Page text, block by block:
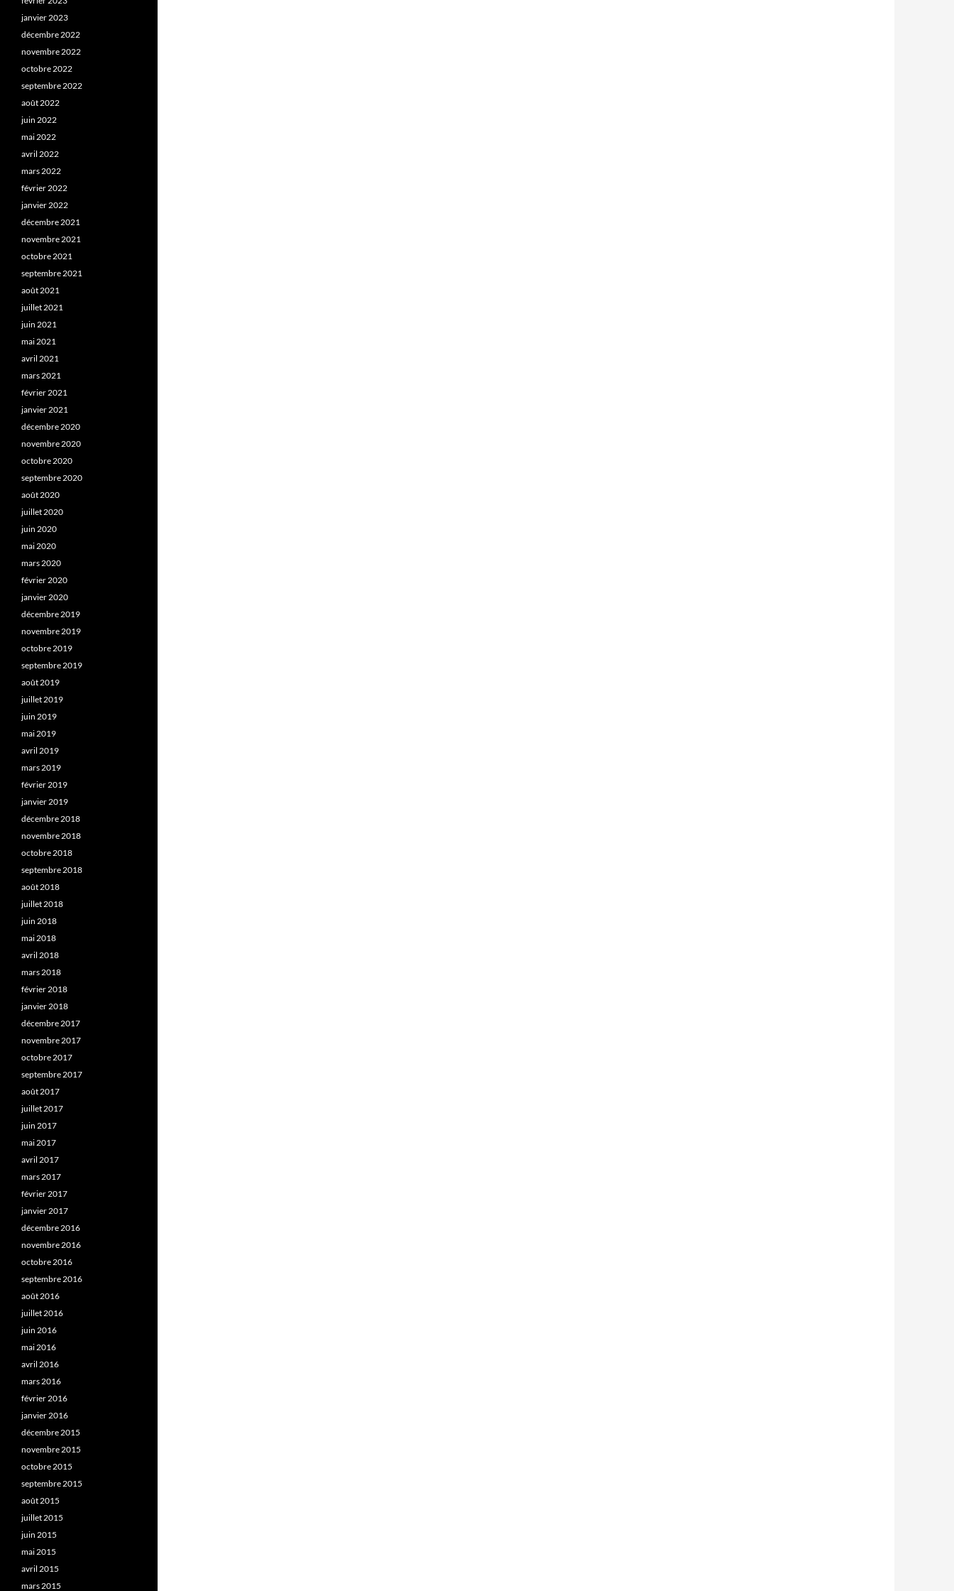
janvier 2023
décembre 2022
novembre 2022
octobre 2022
septembre 2022
août 2022
juin 2022
mai 2022
avril 2022
mars 2022
février 2022
janvier 2022
décembre 2021
novembre 2021
octobre 2021
septembre 2021
août 2021
juillet 2021
juin 2021
mai 2021
avril 2021
mars 2021
février 2021
janvier 2021
décembre 2020
novembre 2020
octobre 2020
septembre 2020
août 2020
juillet 2020
juin 2020
mai 2020
mars 2020
février 2020
janvier 2020
décembre 2019
novembre 2019
octobre 2019
septembre 2019
août 2019
juillet 2019
juin 2019
mai 2019
avril 2019
mars 2019
février 2019
janvier 2019
décembre 2018
novembre 2018
octobre 2018
septembre 2018
août 2018
juillet 2018
juin 2018
mai 2018
avril 2018
mars 2018
février 2018
janvier 2018
décembre 2017
novembre 2017
octobre 2017
septembre 2017
août 2017
juillet 2017
juin 2017
mai 2017
avril 2017
mars 2017
février 2017
janvier 2017
décembre 2016
novembre 2016
octobre 2016
septembre 2016
août 2016
juillet 2016
juin 2016
mai 2016
avril 2016
mars 2016
février 2016
janvier 2016
décembre 2015
novembre 2015
octobre 2015
septembre 2015
août 2015
juillet 2015
juin 2015
mai 2015
avril 2015
mars 2015